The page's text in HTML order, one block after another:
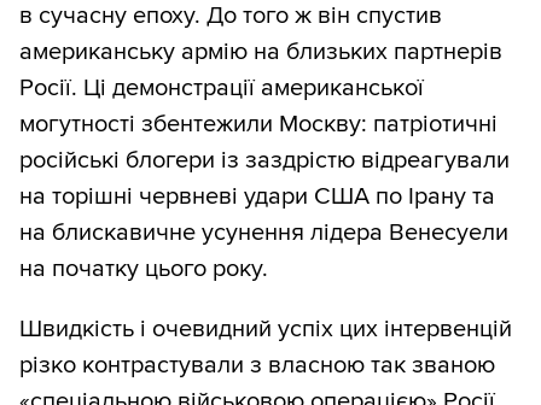
в сучасну епоху. До того ж він спустив
американську армію на близьких партнерів
Росії. Ці демонстрації американської
могутності збентежили Москву: патріотичні
російські блогери із заздрістю відреагували
на торішні червневі удари США по Ірану та
на блискавичне усунення лідера Венесуели
на початку цього року.
Швидкість і очевидний успіх цих інтервенцій
різко контрастували з власною так званою